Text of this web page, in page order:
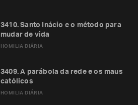
HOMILIA DIÁRIA
3410. Santo Inácio e o método para
mudar de vida
HOMILIA DIÁRIA
3409. A parábola da rede e os maus
católicos